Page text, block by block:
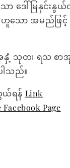
ာ ဒေါ်မြနှင်း
ဟူသော အမည်ဖြ
နှံ့ သုတ၊ ရသ စာအု
ါသည်။
ရန် Link
Page